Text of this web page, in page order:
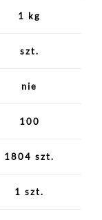
1 kg
szt.
nie
100
1804 szt.
1 szt.